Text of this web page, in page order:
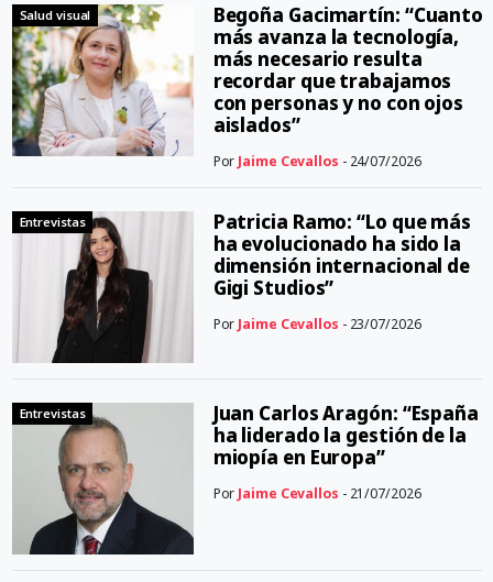
Salud visual
Begoña Gacimartín: “Cuanto
más avanza la tecnología,
más necesario resulta
recordar que trabajamos
con personas y no con ojos
aislados”
Por Jaime Cevallos - 24/07/2026
Entrevistas
Patricia Ramo: “Lo que más
ha evolucionado ha sido la
dimensión internacional de
Gigi Studios”
Por Jaime Cevallos - 23/07/2026
Entrevistas
Juan Carlos Aragón: “España
ha liderado la gestión de la
miopía en Europa”
Por Jaime Cevallos - 21/07/2026